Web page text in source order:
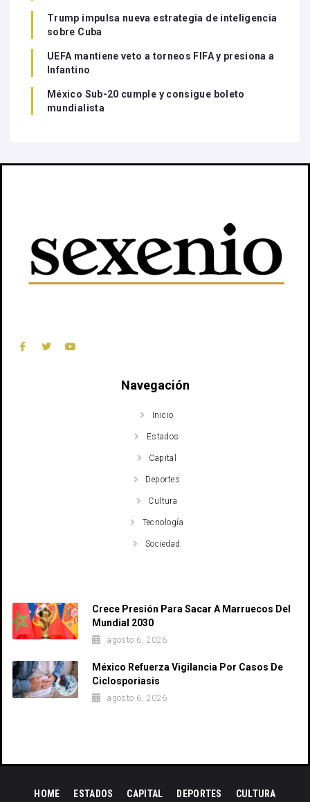
Trump impulsa nueva estrategia de inteligencia
sobre Cuba
UEFA mantiene veto a torneos FIFA y presiona a
Infantino
México Sub-20 cumple y consigue boleto
mundialista
Navegación
Inicio
Estados
Capital
Deportes
Cultura
Tecnología
Sociedad
Crece Presión Para Sacar A Marruecos Del
Mundial 2030
agosto 6, 2026
México Refuerza Vigilancia Por Casos De
Ciclosporiasis
agosto 6, 2026
HOME ESTADOS CAPITAL DEPORTES CULTURA